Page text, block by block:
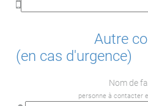
Autre
(en cas d'urgence)
Nom de
personne à contacter